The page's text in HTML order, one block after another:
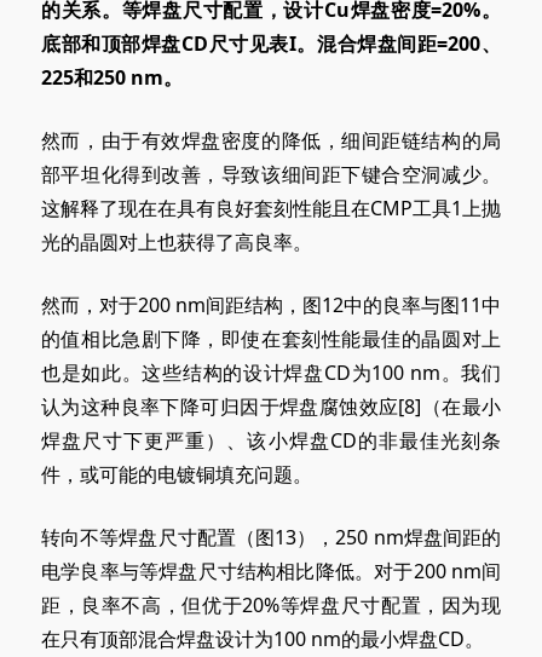
的关系。等焊盘尺寸配置，设计Cu焊盘密度=20%。
底部和顶部焊盘CD尺寸见表I。混合焊盘间距=200、
225和250 nm。
然而，由于有效焊盘密度的降低，细间距链结构的局
部平坦化得到改善，导致该细间距下键合空洞减少。
这解释了现在在具有良好套刻性能且在CMP工具1上抛
光的晶圆对上也获得了高良率。
然而，对于200 nm间距结构，图12中的良率与图11中
的值相比急剧下降，即使在套刻性能最佳的晶圆对上
也是如此。这些结构的设计焊盘CD为100 nm。我们
认为这种良率下降可归因于焊盘腐蚀效应[8]（在最小
焊盘尺寸下更严重）、该小焊盘CD的非最佳光刻条
件，或可能的电镀铜填充问题。
转向不等焊盘尺寸配置（图13），250 nm焊盘间距的
电学良率与等焊盘尺寸结构相比降低。对于200 nm间
距，良率不高，但优于20%等焊盘尺寸配置，因为现
在只有顶部混合焊盘设计为100 nm的最小焊盘CD。